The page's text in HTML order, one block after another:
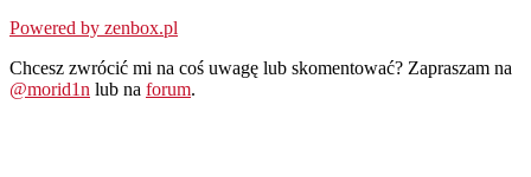
Powered by zenbox.pl
Chcesz zwrócić mi na coś uwagę lub skomentować? Zapraszam na
@morid1n lub na forum.